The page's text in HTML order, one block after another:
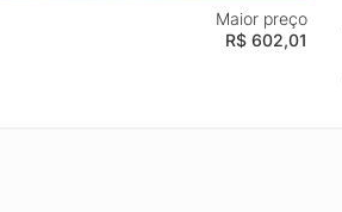
Maior preço
R$ 602,01